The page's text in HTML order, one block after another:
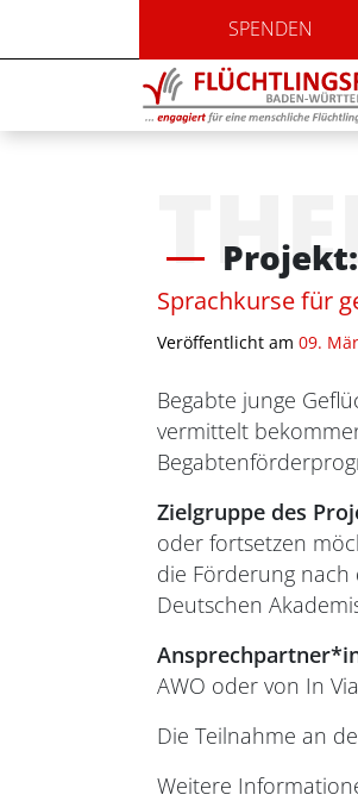
SPENDEN
Sprachkurse für
Veröffentlicht am 09.
Begabte junge
vermittelt
Zielgruppe des
oder fortsetzen
die Förderung nach
Deutschen
AWO oder von In
Die Teilnahme an
Weitere